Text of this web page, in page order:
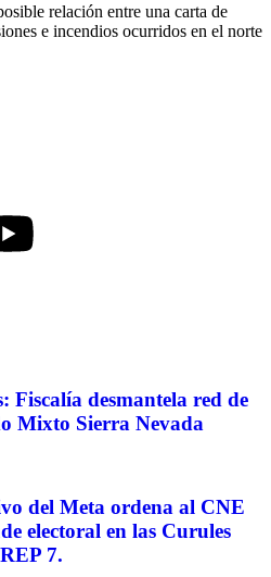
relación entre una carta de
e incendios ocurridos en el norte
Fiscalía desmantela red de
Mixto Sierra Nevada
del Meta ordena al CNE
electoral en las Curules
7.